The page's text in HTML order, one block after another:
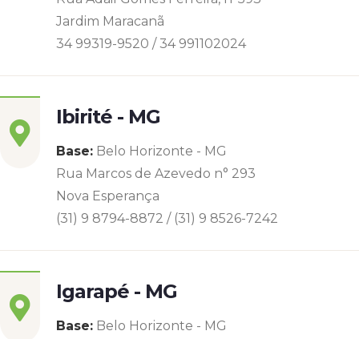
Jardim Maracanã
34 99319-9520 / 34 991102024
Ibirité - MG
Base: Belo Horizonte - MG
Rua Marcos de Azevedo n° 293
Nova Esperança
(31) 9 8794-8872 / (31) 9 8526-7242
Igarapé - MG
Base: Belo Horizonte - MG